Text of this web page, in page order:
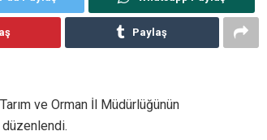
Paylaş
ve Orman İl Müdürlüğünün
düzenlendi.